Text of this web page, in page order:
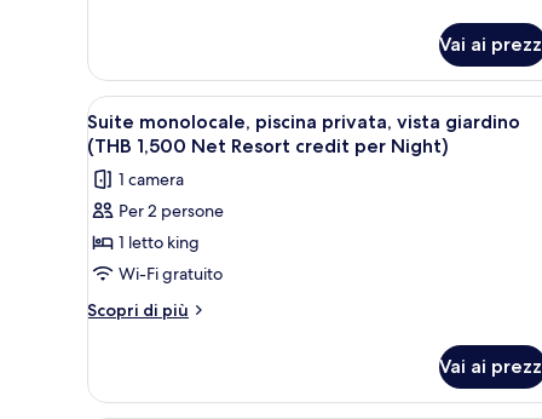
2,000
Net
Resort
credit
per
Night)
Royal,
piscina
privata
(THB
2,000
Net
Resort
per
Night)
Vai ai
Apri
tutte
le
foto
per
Suite
monolocale,
piscina
giardino
5
Suite monolocale, piscina privata, vista giardino
(THB 1,500 Net Resort credit per Night)
1 camera
Per 2 persone
1 letto king
Wi-Fi gratuito
Scopri di più
Altri
monolocale,
Vai ai